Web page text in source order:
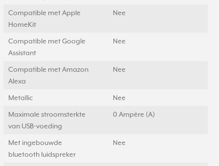
Compatible met Apple
HomeKit
Nee
Compatible met Google
Assistant
Nee
Compatible met Amazon
Alexa
Nee
Metallic Nee
Maximale stroomsterkte
van USB-voeding
0 Ampère (A)
Met ingebouwde
bluetooth luidspreker
Nee